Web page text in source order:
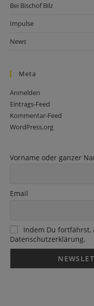
Bei Bischof Bilz
Impulse
News
Meta
Anmelden
Eintrags-Feed
Kommentar-Feed
WordPress.org
Vorname oder ganzer
Email
Indem Du fortfährst,
Datenschutzerklärung.